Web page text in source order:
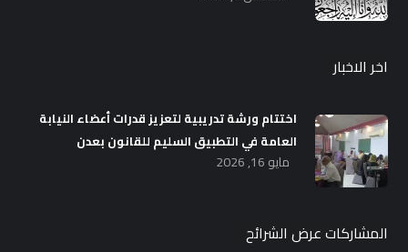
اخر الاخبار
اختتام ورشة تدريبية لتعزيز قدرات أعضاء النيابة
العامة في التطبيق السليم للقانون بعدن
مايو 16, 2026
المشاركات عرض الشرائح